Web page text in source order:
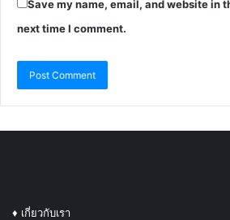
Save my name, email, and website in
next time I comment.
♦ เกี่ยวกับเรา